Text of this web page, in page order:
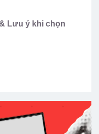
Lưu ý khi chọn